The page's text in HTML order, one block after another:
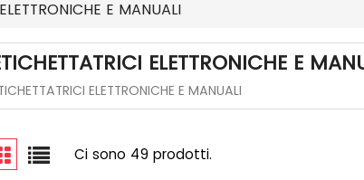
E MANUALI
ELETTRONICHE E
ELETTRONICHE E MANUALI
Ci sono 49 prodotti.